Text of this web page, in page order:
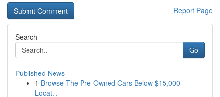
Report Page
Search
Go
Published News
1 Browse The Pre-Owned Cars Below $15,000 -
Locat...